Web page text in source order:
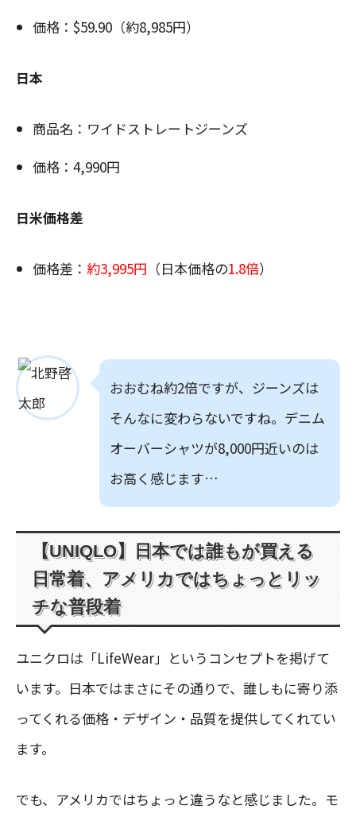
価格：$59.90（約8,985円）
日本
商品名：ワイドストレートジーンズ
価格：4,990円
日米価格差
価格差： 約3,995円 （日本価格の1.8倍）
おおむね約2倍ですが、ジーンズは
そんなに変わらないですね。デニム
オーバーシャツが8,000円近いのは
お高く感じます…
【UNIQLO】日本では誰もが買える
日常着、アメリカではちょっとリッ
チな普段着
ユニクロは「LifeWear」というコンセプトを掲げて
います。日本ではまさにその通りで、誰しもに寄り添
ってくれる価格・デザイン・品質を提供してくれてい
ます。
でも、アメリカではちょっと違うなと感じました。モ